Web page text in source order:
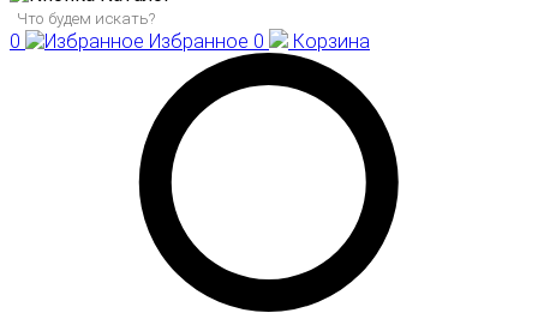
0 Избранное 0 Корзина